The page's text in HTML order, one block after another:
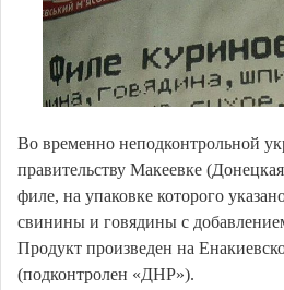
Во временно неподконтрольной
правительству Макеевке
филе, на упаковке которого
свинины и говядины с
Продукт произведен на
(подконтролен «ДНР»).